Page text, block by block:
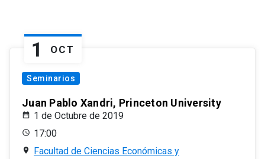
1 OCT
Seminarios
Juan Pablo Xandri, Princeton University
1 de Octubre de 2019
17:00
Facultad de Ciencias Económicas y